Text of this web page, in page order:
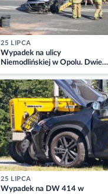
25 LIPCA
Wypadek na ulicy
Niemodlińskiej w Opolu. Dwie
osoby w szpitalu
25 LIPCA
Wypadek na DW 414 w